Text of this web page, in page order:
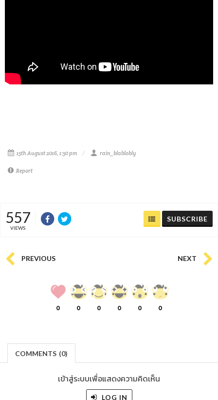
15th August 2016, 1:50 pm rain_blablobly
Report
557
VIEWS
SUBSCRIBE
PREVIOUS NEXT
0 0 0 0 0 0
COMMENTS (0)
เข้าสู่ระบบเพื่อแสดงความคิดเห็น
LOG IN